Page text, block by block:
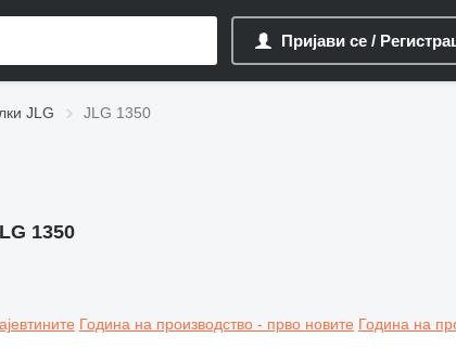
Пријави се /
JLG JLG 1350
1350
Година на производство - прво новите Година на